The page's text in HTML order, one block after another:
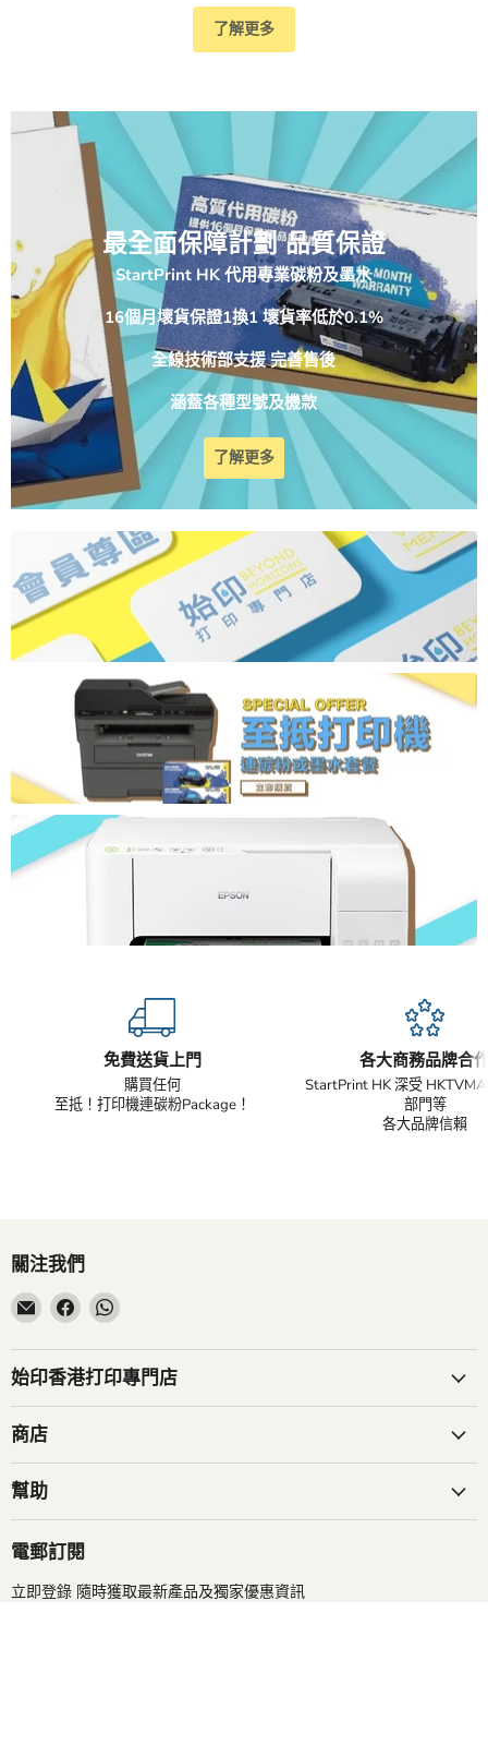
了解更多
最全面保障計劃 品質保證
StartPrint HK 代用專業碳粉及墨水
16個月壞貨保證1換1 壞貨率低於0.1%
全線技術部支援 完善售後
涵蓋各種型號及機款
了解更多
免費送貨上門
購買任何
至抵！打印機連碳粉Package！
各大商務品牌合
StartPrint HK 深受
部門等
各大品牌信賴
關注我們
在
子
郵
找
到
們
在
Facebook
找
到
在
找
到
始印香港打印專門店
商店
幫助
電郵訂閱
立即登錄 隨時獲取最新產品及獨家優惠資訊